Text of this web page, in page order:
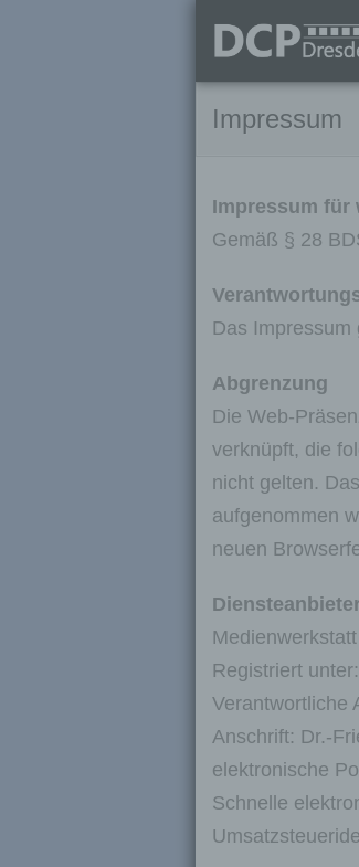
content
Impressum
Impressum für
Gemäß § 28
Das
Abgrenzung
Die Web-
verknüpft, die
nicht gelten.
aufgenommen
neuen
Registriert
Verantwortliche
Anschrift: Dr.-
elektronische
Schnelle